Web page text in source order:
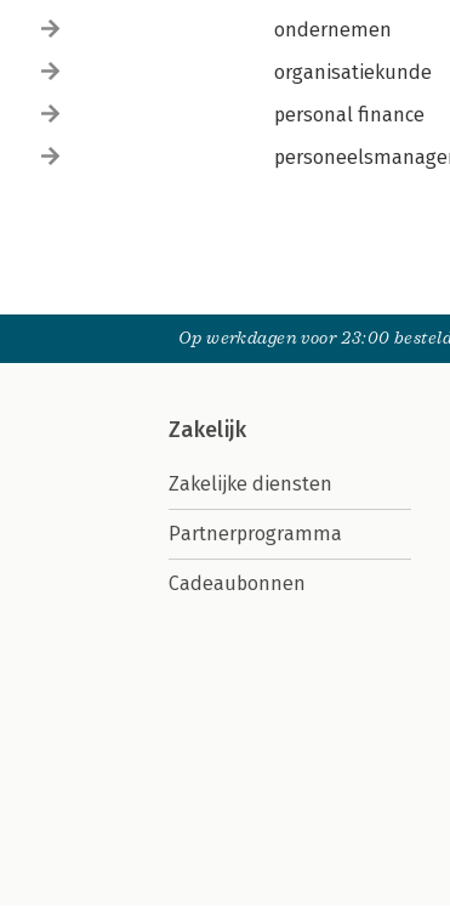
ondernemen
organisatiekunde
personal finance
Op werkdagen voor 23:00
Zakelijk
Zakelijke diensten
Partnerprogramma
Cadeaubonnen